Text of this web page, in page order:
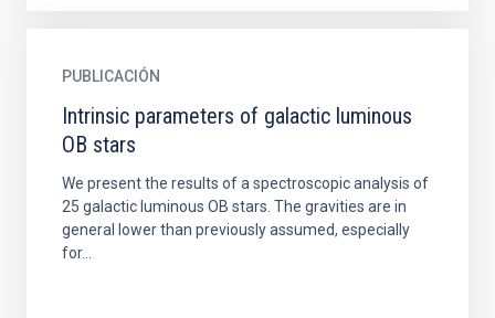
PUBLICACIÓN
Intrinsic parameters of galactic luminous
OB stars
We present the results of a spectroscopic analysis of
25 galactic luminous OB stars. The gravities are in
general lower than previously assumed, especially
for...